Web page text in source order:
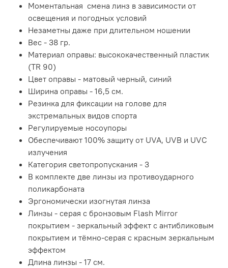
Моментальная смена линз в зависимости от
освещения и погодных условий
Незаметны даже при длительном ношении
Вес - 38 гр.
Материал оправы: высококачественный пластик
(TR 90)
Цвет оправы - матовый черный, синий
Ширина оправы - 16,5 см.
Резинка для фиксации на голове для
экстремальных видов спорта
Регулируемые носоупоры
Обеспечивают 100% защиту от UVA, UVB и UVC
излучения
Категория светопропускания - 3
В комплекте две линзы из противоударного
поликарбоната
Эргономически изогнутая линза
Линзы - серая с бронзовым Flash Mirror
покрытием - зеркальный эффект с антибликовым
покрытием и тёмно-серая с красным зеркальным
эффектом
Длина линзы - 17 см.